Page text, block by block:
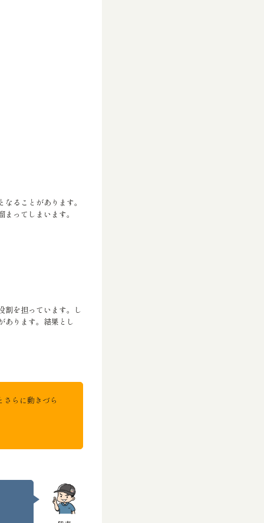
なることがあります。
ってしまいます。
割を担っています。し
あります。結果とし
らに動きづら